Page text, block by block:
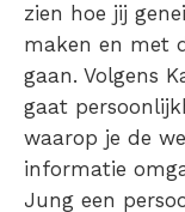
zien hoe jij
maken en met
gaan. Volgens
gaat
waarop je de
informatie
Jung een